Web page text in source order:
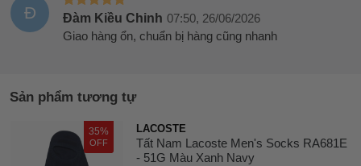
Đ Đàm Kiều Chinh 07:50, 26/06/2026
Giao hàng ổn, chuẩn bị hàng cũng nhanh
Sản phẩm tương tự
35%
OFF
LACOSTE
Tất Nam Lacoste Men's Socks RA681E
- 51G Màu Xanh Navy